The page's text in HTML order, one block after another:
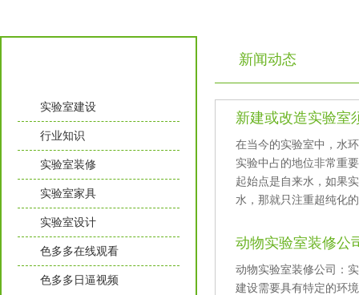
实验室建设
行业知识
实验室装修
实验室家具
实验室设计
色多多在线观看
色多多日逼视频
新闻动态
新建或改造实验室须
在当今的实验室中，
实验中占的地位非常重要
起始点是自来水，如果
水，那就只注重超纯化
动物实验室装修公
动物实验室装修公司：
建设需要具有特定的环境